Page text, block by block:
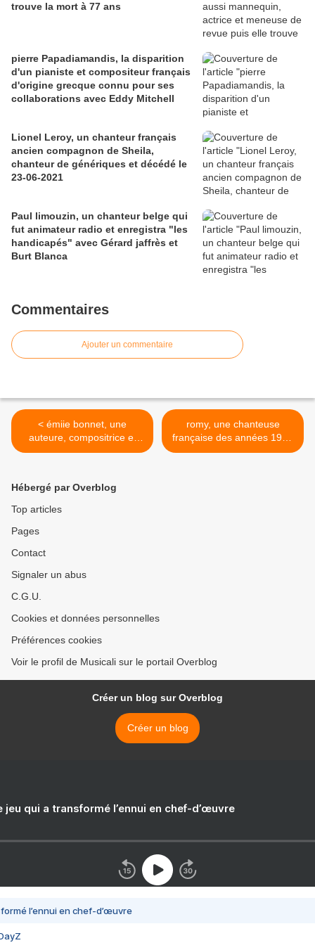
trouve la mort à 77 ans
pierre Papadiamandis, la disparition
d'un pianiste et compositeur français
d'origine grecque connu pour ses
collaborations avec Eddy Mitchell
Lionel Leroy, un chanteur français
ancien compagnon de Sheila,
chanteur de génériques et décédé le
23-06-2021
Paul limouzin, un chanteur belge qui
fut animateur radio et enregistra "les
handicapés" avec Gérard jaffrès et
Burt Blanca
Commentaires
Ajouter un commentaire
< émiie bonnet, une
auteure, compositrice et
interprète française au
romy, une chanteuse
française des années 1970
au parcours éphémère et
Hébergé par Overblog
Top articles
Pages
Contact
Signaler un abus
C.G.U.
Cookies et données personnelles
Préférences cookies
Voir le profil de Musicali sur le portail Overblog
Créer un blog sur Overblog
Créer un blog
jeu qui a transformé l’ennui en chef-d’œuvre
l’ennui en chef-d’œuvre